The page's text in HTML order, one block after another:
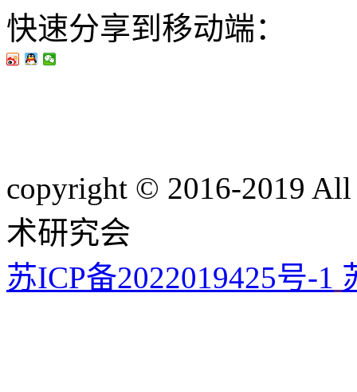
快速分享到移动端：
copyright © 2016-2019
术研究会
苏ICP备2022019425号-1